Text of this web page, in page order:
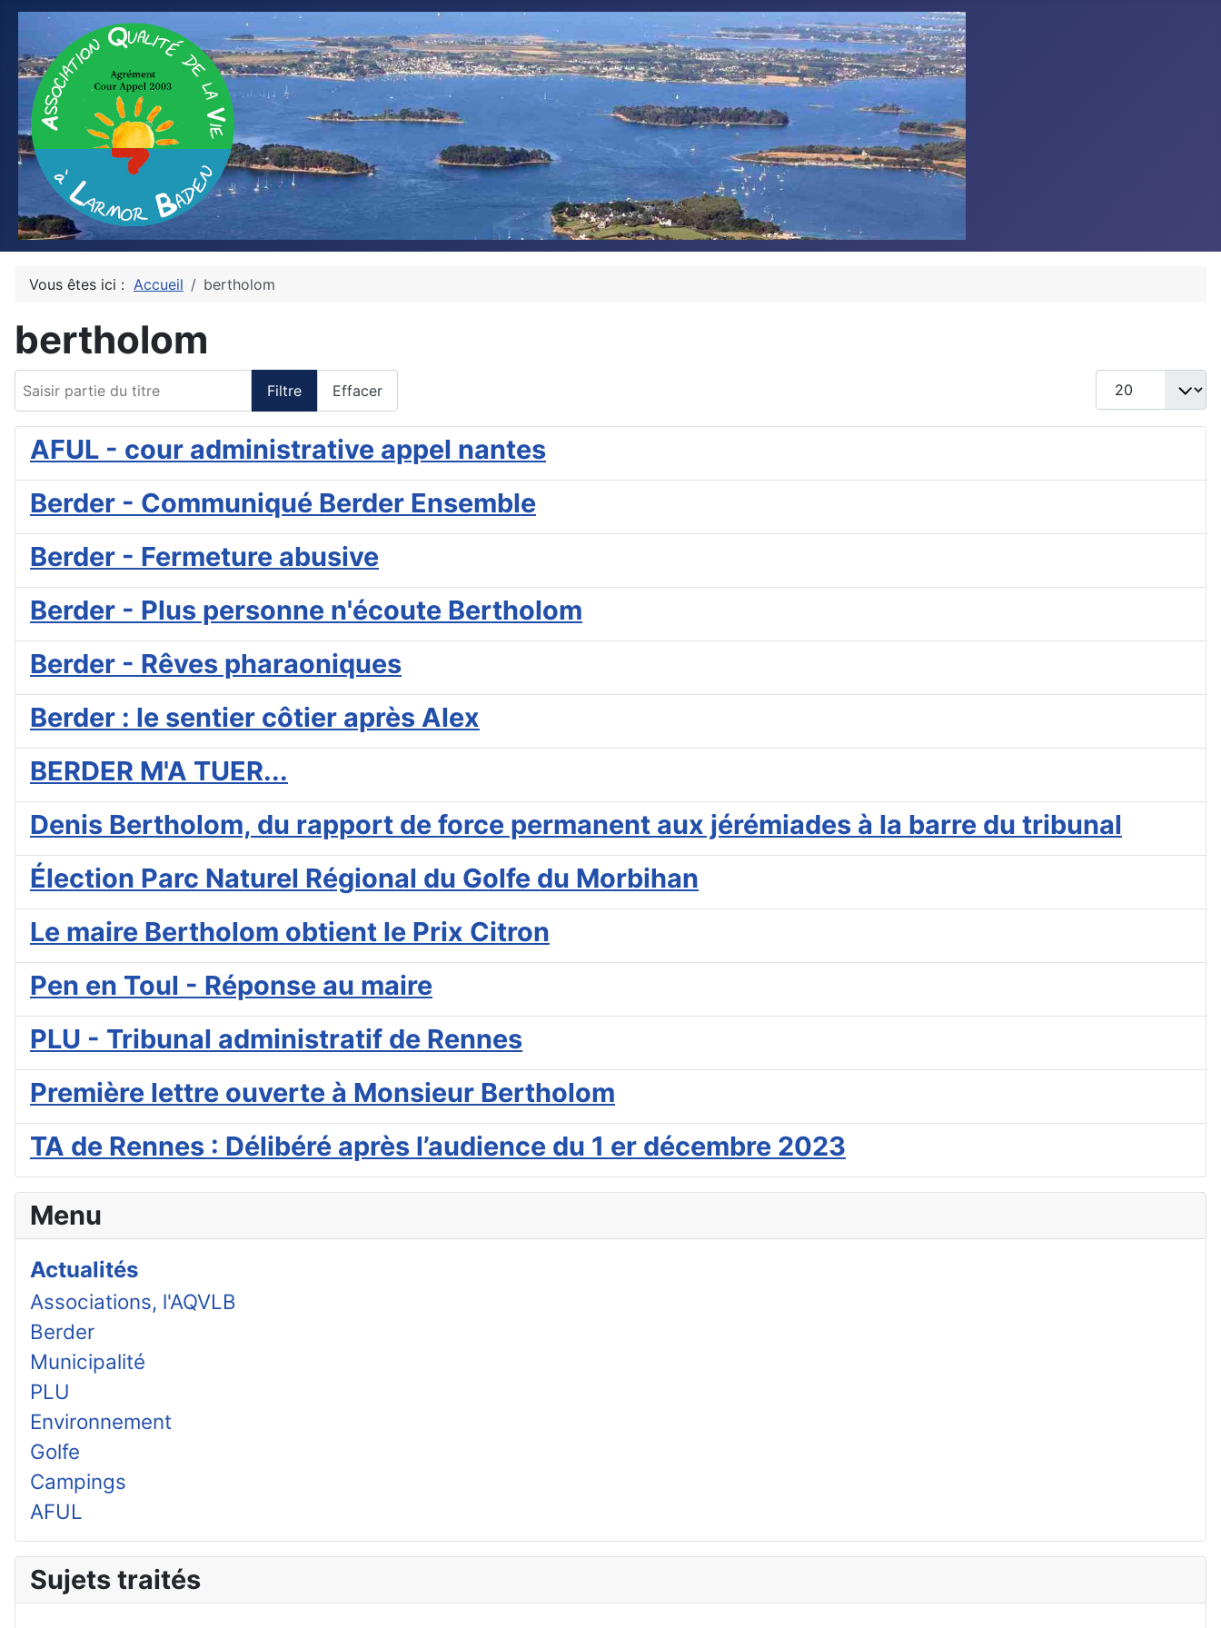
Vous êtes ici : Accueil bertholom
bertholom
Filtre Effacer
Afficher #
AFUL - cour administrative appel nantes
Berder - Communiqué Berder Ensemble
Berder - Fermeture abusive
Berder - Plus personne n'écoute Bertholom
Berder - Rêves pharaoniques
Berder : le sentier côtier après Alex
BERDER M'A TUER...
Denis Bertholom, du rapport de force permanent aux jérémiades à la barre du tribunal
Élection Parc Naturel Régional du Golfe du Morbihan
Le maire Bertholom obtient le Prix Citron
Pen en Toul - Réponse au maire
PLU - Tribunal administratif de Rennes
Première lettre ouverte à Monsieur Bertholom
TA de Rennes : Délibéré après l’audience du 1 er décembre 2023
Menu
Actualités
Associations, l'AQVLB
Berder
Municipalité
PLU
Environnement
Golfe
Campings
AFUL
Sujets traités